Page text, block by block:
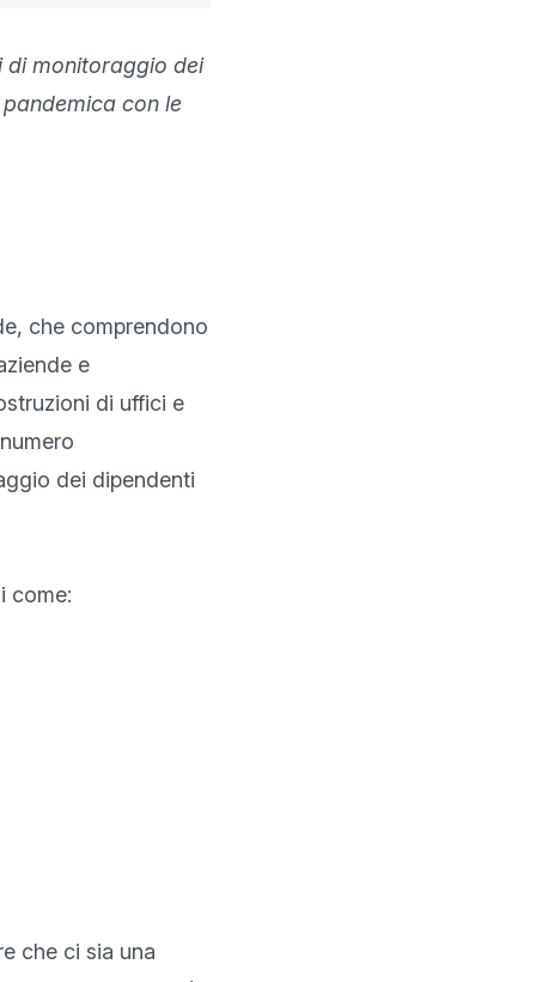
di monitoraggio dei
con le
che comprendono
e
di uffici e
dei dipendenti
come:
che ci sia una